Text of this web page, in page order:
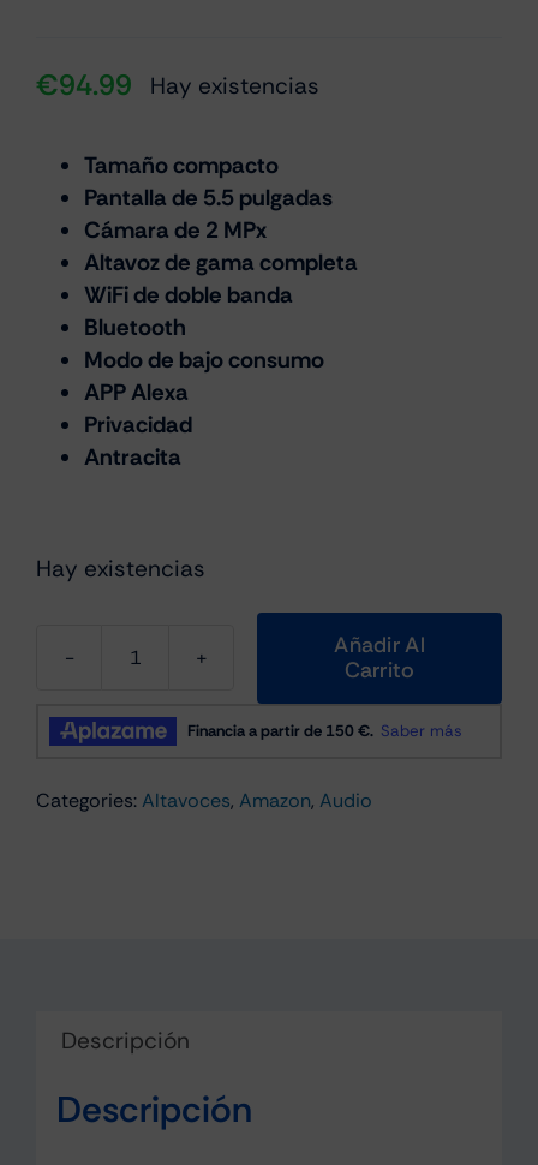
€94.99 Hay existencias
Tamaño compacto
Pantalla de 5.5 pulgadas
Cámara de 2 MPx
Altavoz de gama completa
WiFi de doble banda
Bluetooth
Modo de bajo consumo
APP Alexa
Privacidad
Antracita
Hay existencias
Amazon
Show
(3ª
Añadir Al
Carrito
Categories:Altavoces, Amazon, Audio
Descripción
Descripción